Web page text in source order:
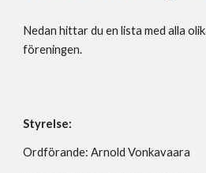
Nedan hittar du en lista med alla
föreningen.
Styrelse:
Ordförande: Arnold Vonkavaara